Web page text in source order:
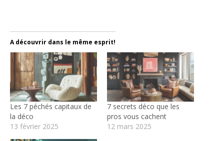
A découvrir dans le même esprit!
Les 7 péchés capitaux de
la déco
13 février 2025
7 secrets déco que les
pros vous cachent
12 mars 2025